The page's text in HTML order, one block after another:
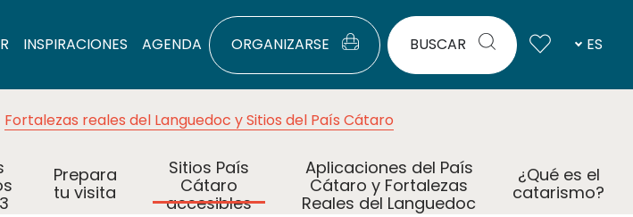
INSPIRACIONES AGENDA ORGANIZARSE BUSCAR ES
Fortalezas reales del Languedoc y Sitios del País Cátaro
Prepara
tu visita
Sitios País
Cátaro
accesibles
Aplicaciones del País
Cátaro y Fortalezas
Reales del Languedoc
¿Qué es el
catarismo?